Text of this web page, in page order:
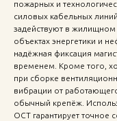
пожарных и
силовых кабельных
задействуют в
объектах энергетики и
надёжная фиксация
временем. Кроме того,
при сборке
вибрации от
обычный крепёж.
ОСТ гарантирует точное